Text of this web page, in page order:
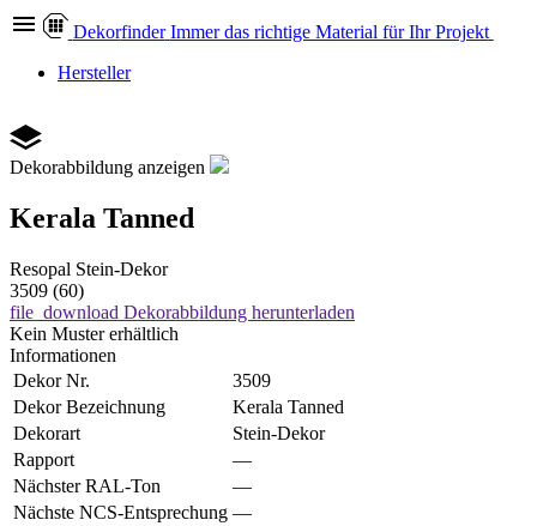
Dekorfinder Immer das richtige Material für Ihr Projekt
Hersteller
Dekorabbildung anzeigen
Kerala Tanned
Resopal Stein-Dekor
3509 (60)
file_download Dekorabbildung herunterladen
Kein Muster erhältlich
Informationen
Dekor Nr.
3509
Dekor Bezeichnung
Kerala Tanned
Dekorart
Stein-Dekor
Rapport
—
Nächster RAL-Ton
—
Nächste NCS-Entsprechung —